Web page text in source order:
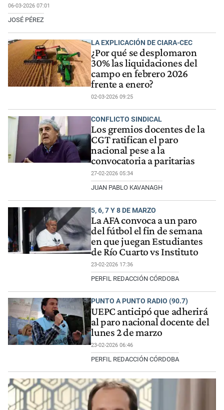
06-03-2026 07:01
JOSÉ PÉREZ
LA EXPLICACIÓN DE CIARA-CEC
¿Por qué se desplomaron
30% las liquidaciones del
campo en febrero 2026
frente a enero?
02-03-2026 09:25
CONFLICTO SINDICAL
Los gremios docentes de la
CGT ratifican el paro
nacional pese a la
convocatoria a paritarias
27-02-2026 05:34
JUAN PABLO KAVANAGH
5, 6, 7 Y 8 DE MARZO
La AFA convoca a un paro
del fútbol el fin de semana
en que juegan Estudiantes
de Río Cuarto vs Instituto
23-02-2026 17:36
PERFIL REDACCIÓN CÓRDOBA
PUNTO A PUNTO RADIO (90.7)
UEPC anticipó que adherirá
al paro nacional docente del
lunes 2 de marzo
23-02-2026 06:46
PERFIL REDACCIÓN CÓRDOBA